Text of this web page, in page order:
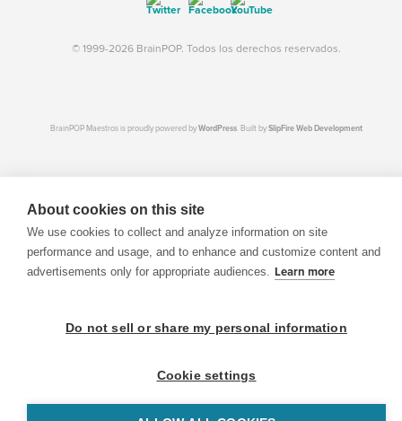
© 1999-2026 BrainPOP. Todos los derechos reservados.
BrainPOP Maestros is proudly powered byWordPress. Built bySlipFire Web Development
About cookies on this site
We use cookies to collect and analyze information on site
performance and usage, and to enhance and customize content and
advertisements only for appropriate audiences. Learn more
Do not sell or share my personal information
Cookie settings